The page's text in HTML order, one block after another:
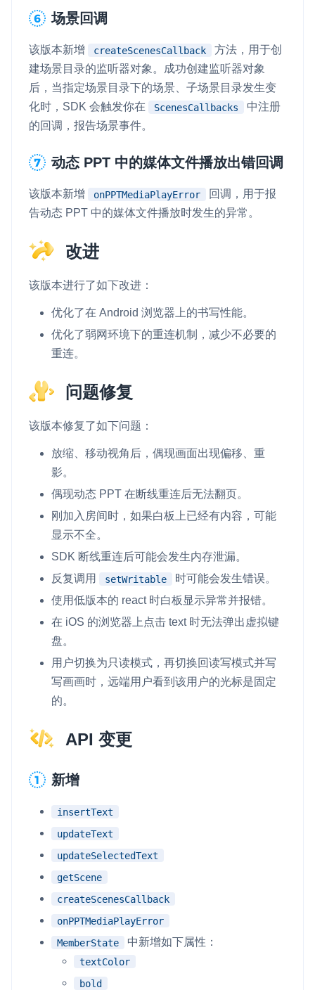
场景回调
该版本新增 createScenesCallback
方法，用于创
建场景目录的监听器对象。成功创建监听器对象
后，当指定场景目录下的场景、子场景目录发生变
化时，SDK 会触发你在
ScenesCallbacks
中注册
的回调，报告场景事件。
动态 PPT 中的媒体文件播放出错回调
该版本新增 onPPTMediaPlayError
回调，用于报
告动态 PPT 中的媒体文件播放时发生的异常。
改进
该版本进行了如下改进：
优化了在 Android 浏览器上的书写性能。
优化了弱网环境下的重连机制，减少不必要的
重连。
问题修复
该版本修复了如下问题：
放缩、移动视角后，偶现画面出现偏移、重
影。
偶现动态 PPT 在断线重连后无法翻页。
刚加入房间时，如果白板上已经有内容，可能
显示不全。
SDK 断线重连后可能会发生内存泄漏。
反复调用
setWritable
时可能会发生错误。
使用低版本的 react 时白板显示异常并报错。
在 iOS 的浏览器上点击 text 时无法弹出虚拟键
盘。
用户切换为只读模式，再切换回读写模式并写
写画画时，远端用户看到该用户的光标是固定
的。
API 变更
新增
insertText
updateText
updateSelectedText
getScene
createScenesCallback
onPPTMediaPlayError
MemberState
中新增如下属性：
textColor
bold